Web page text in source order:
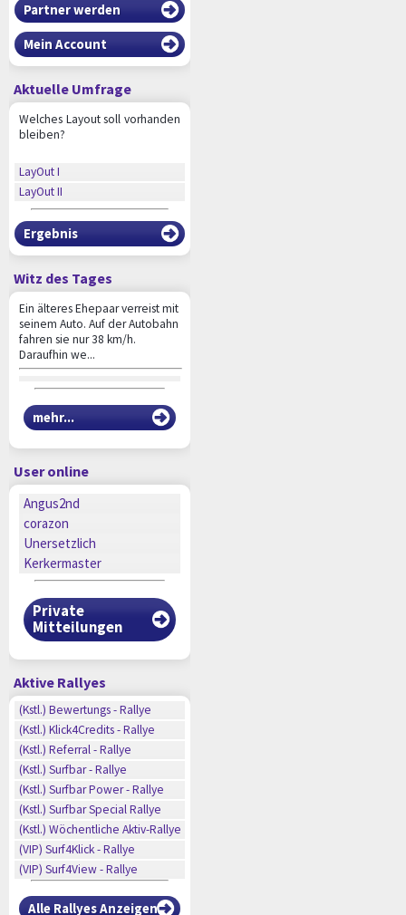
Partner werden
Mein Account
Aktuelle Umfrage
Welches Layout soll vorhanden
bleiben?
LayOut I
LayOut II
Ergebnis
Witz des Tages
Ein älteres Ehepaar verreist mit
seinem Auto. Auf der Autobahn
fahren sie nur 38 km/h.
Daraufhin we...
mehr...
User online
Angus2nd
corazon
Unersetzlich
Kerkermaster
Private
Mitteilungen
Aktive Rallyes
(Kstl.) Bewertungs - Rallye
(Kstl.) Klick4Credits - Rallye
(Kstl.) Referral - Rallye
(Kstl.) Surfbar - Rallye
(Kstl.) Surfbar Power - Rallye
(Kstl.) Surfbar Special Rallye
(Kstl.) Wöchentliche Aktiv-Rallye
(VIP) Surf4Klick - Rallye
(VIP) Surf4View - Rallye
Alle Rallyes Anzeigen